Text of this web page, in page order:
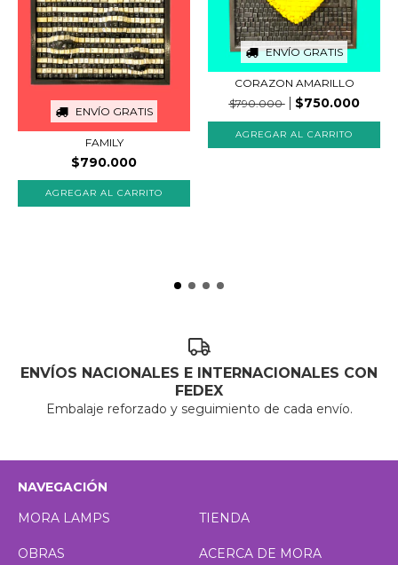
ENVÍO GRATIS
FAMILY
$790.000
ENVÍO GRATIS
CORAZON AMARILLO
$790.000
$750.000
ENVÍOS NACIONALES E INTERNACIONALES CON
FEDEX
Embalaje reforzado y seguimiento de cada envío.
NAVEGACIÓN
MORA LAMPS
TIENDA
OBRAS ACERCA DE MORA